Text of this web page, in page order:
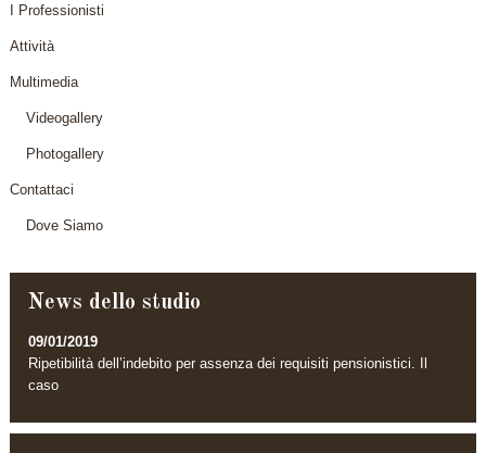
I Professionisti
Attività
Multimedia
Videogallery
Photogallery
Contattaci
Dove Siamo
News dello studio
09/01/2019
Ripetibilità dell’indebito per assenza dei requisiti pensionistici. Il
caso